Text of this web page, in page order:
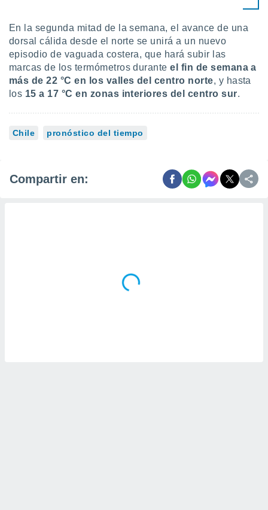
En la segunda mitad de la semana, el avance de una
dorsal cálida desde el norte se unirá a un nuevo
episodio de vaguada costera, que hará subir las
marcas de los termómetros duranteel fin de semana a
más de 22 °C en los valles del centro norte, y hasta
los 15 a 17 °C en zonas interiores del centro sur.
Chile pronóstico del tiempo
Compartir en: